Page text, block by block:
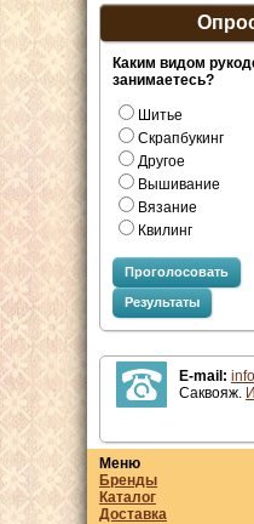
Каким видом
занимаетесь?
Шитье
Скрапбукинг
Другое
Вышивание
Вязание
Квилинг
Проголосовать
Результаты
E-mail:
Саквояж.
Меню
Бренды
Каталог
Доставка